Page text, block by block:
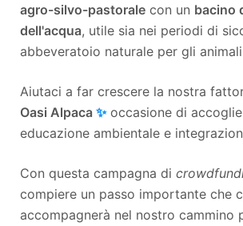
agro-silvo-pastorale con un bacino
dell'acqua, utile sia nei periodi di
abbeveratoio naturale per gli
Aiutaci a far crescere la nostra
Oasi Alpaca ✨occasione di
educazione ambientale e
Con questa campagna di
compiere un passo importante che
accompagnerà nel nostro cammino